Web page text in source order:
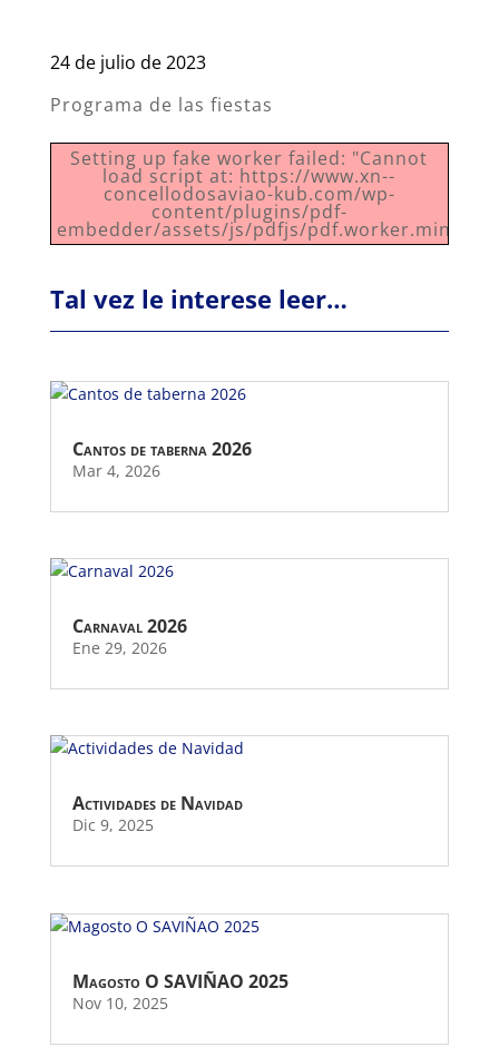
24 de julio de 2023
Programa de las fiestas
Setting up fake worker failed: "Cannot
load script at: https://www.xn--
concellodosaviao-kub.com/wp-
content/plugins/pdf-
embedder/assets/js/pdfjs/pdf.worker.min.js".
Tal vez le interese leer…
Cantos de taberna 2026
Mar 4, 2026
Carnaval 2026
Ene 29, 2026
Actividades de Navidad
Dic 9, 2025
Magosto O SAVIÑAO 2025
Nov 10, 2025